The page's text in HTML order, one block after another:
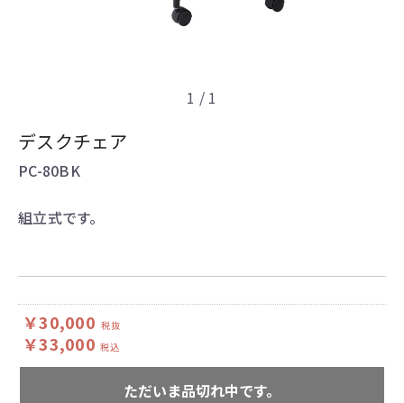
1 / 1
デスクチェア
PC-80BK
組立式です。
￥30,000 税抜
￥33,000 税込
ただいま品切れ中です。